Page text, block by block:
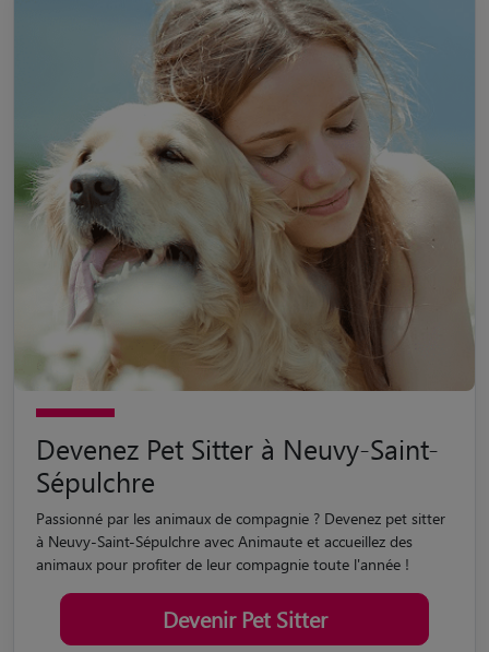
Devenez Pet Sitter à Neuvy-Saint-
Sépulchre
Passionné par les animaux de compagnie ? Devenez pet sitter
à Neuvy-Saint-Sépulchre avec Animaute et accueillez des
animaux pour profiter de leur compagnie toute l'année !
Devenir Pet Sitter